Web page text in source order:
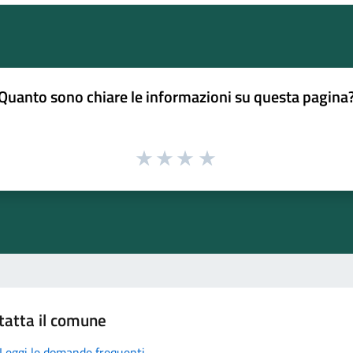
sono chiare le informazioni su questa
il comune